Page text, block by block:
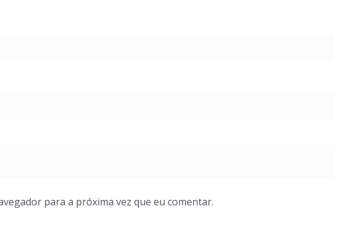
para a próxima vez que eu comentar.